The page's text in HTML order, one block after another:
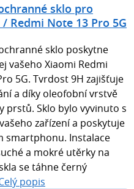
sklo pro
Redmi Note 13 Pro 5G
sklo poskytne
vašeho Xiaomi Redmi
5G. Tvrdost 9H zajišťuje
a díky oleofobní vrstvě
prstů. Sklo bylo vyvinuto s
zařízení a poskytuje
smartphonu. Instalace
a mokré utěrky na
se táhne černý
popis